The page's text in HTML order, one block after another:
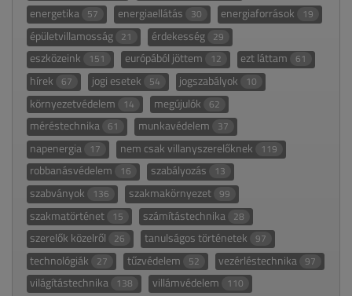
energetika 57 energiaellátás 30 energiaforrások 19
épületvillamosság 21 érdekesség 29
eszközeink 151 európából jöttem 12 ezt láttam 61
hírek 67 jogi esetek 54 jogszabályok 10
környezetvédelem 14 megújulók 62
méréstechnika 61 munkavédelem 37
napenergia 17 nem csak villanyszerelőknek 119
robbanásvédelem 16 szabályozás 13
szabványok 136 szakmakörnyezet 99
szakmatörténet 15 számítástechnika 28
szerelők közelről 26 tanulságos történetek 97
technológiák 27 tűzvédelem 52 vezérléstechnika 97
világítástechnika 138 villámvédelem 110